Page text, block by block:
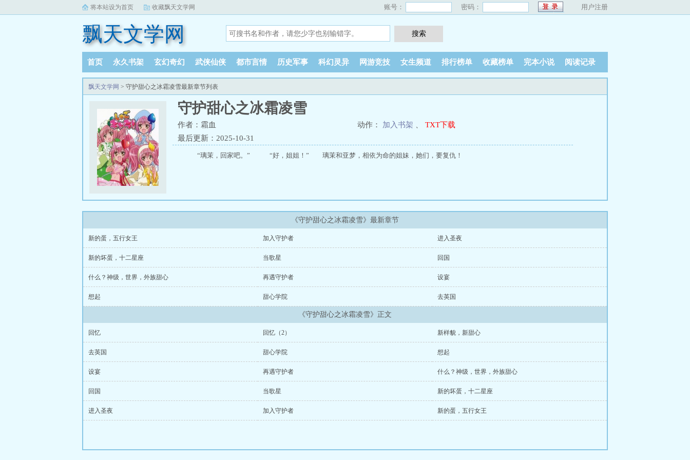
将本站设为首页 收藏飘天文学网 账号： 密码： 用户注册
飘天文学网
首页 永久书架 玄幻奇幻 武侠仙侠 都市言情 历史军事 科幻灵异 网游竞技 女生频道 排行榜单 收藏榜单 完本小说 阅读记录
飘天文学网 > 守护甜心之冰霜凌雪最新章节列表
守护甜心之冰霜凌雪
作者：霜血 动作： 加入书架
TXT下载
最后更新：2025-10-31
“璃茉，回家吧。” “好，姐姐！” 璃茉和亚梦，相依为命的姐妹，她们，要复仇！
《守护甜心之冰霜凌雪》最新章节
新的蛋，五行女王 加入守护者 进入圣夜
新的坏蛋，十二星座 当歌星 回国
什么？神级，世界，外族甜心 再遇守护者 设宴
想起 甜心学院 去英国
《守护甜心之冰霜凌雪》正文
回忆 回忆（2） 新样貌，新甜心
去英国 甜心学院 想起
设宴 再遇守护者 什么？神级，世界，外族甜心
回国 当歌星 新的坏蛋，十二星座
进入圣夜 加入守护者 新的蛋，五行女王